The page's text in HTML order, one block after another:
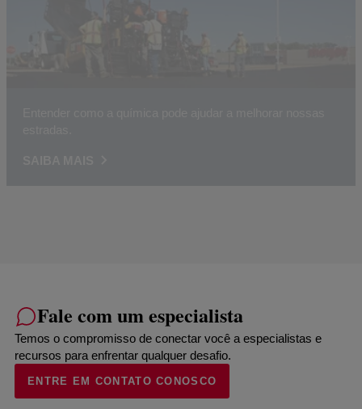
Fale com um especialista
Temos o compromisso de conectar você a especialistas e
recursos para enfrentar qualquer desafio.
ENTRE EM CONTATO CONOSCO